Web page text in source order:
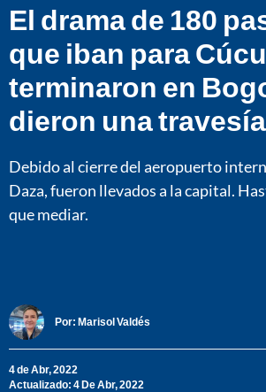
El drama de 180
que iban para
terminaron en
dieron una
Debido al cierre del aeropuerto
Daza, fueron llevados a la capital.
que mediar.
Por: Marisol Valdés
4 de Abr, 2022
Actualizado: 4 De Abr, 2022